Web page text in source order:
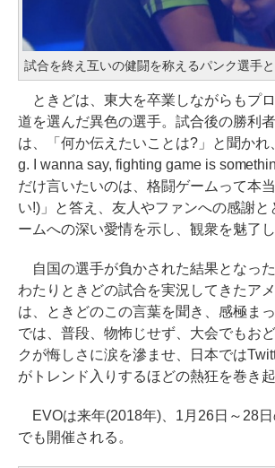
試合を終え互いの健闘を称えるパンク選手
ときどは、東大を卒業しながらもプ
道を選んだ異色の選手。試合後の勝利
は、「何か伝えたいことは?」と聞かれ
g. I wanna say, fighting game is
だけ言いたいのは、格闘ゲームって本
い!)」と答え、友人やファンへの感謝と
ームへの深い愛情を示し、観衆を魅了し
自国の選手が負かされた結果となっ
わたりときどの試合を実況してきたア
は、ときどのこの言葉を聞き、感極ま
では、普段、物怖じせず、大会でもお
クが悔しさに涙を滲ませ、日本では
がトレンド入りするほどの熱狂を巻き起
EVOは来年(2018年)、1月26日～28
でも開催される。